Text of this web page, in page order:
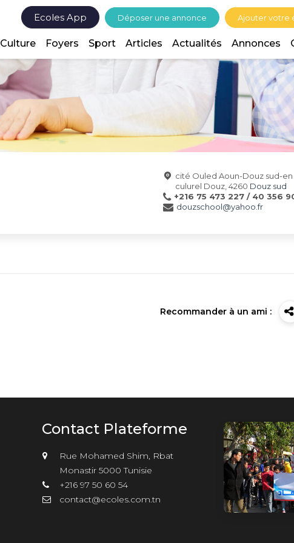
Ecoles App Déposer une annonce Ajouter votre
Culture Foyers Sport Articles Actualités Annonces
cité Ouled Aoun-Douz sud-
culurel Douz, 4260 Douz sud
+216 75 473 227 / 40 356
douzschool@yahoo.fr
Recommander à un ami :
Contact Plateforme
Rue Mohamed Shim, Rbat
Monastir 5000 Tunisie
+216 97 50 60 54
contact@ecoles.com.tn